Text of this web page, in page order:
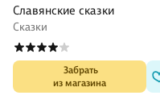
Славянские сказки
Сказки
Забрать
из магазина